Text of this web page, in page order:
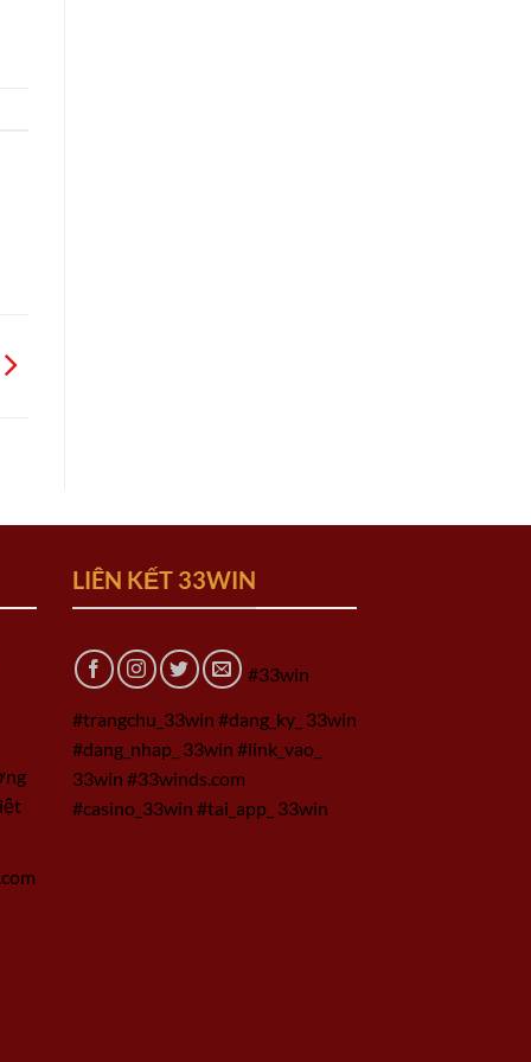
LIÊN KẾT 33WIN
#33win
#trangchu_33win #dang_ky_ 33win
#dang_nhap_ 33win #link_vao_
33win #33winds.com
#casino_33win #tai_app_ 33win